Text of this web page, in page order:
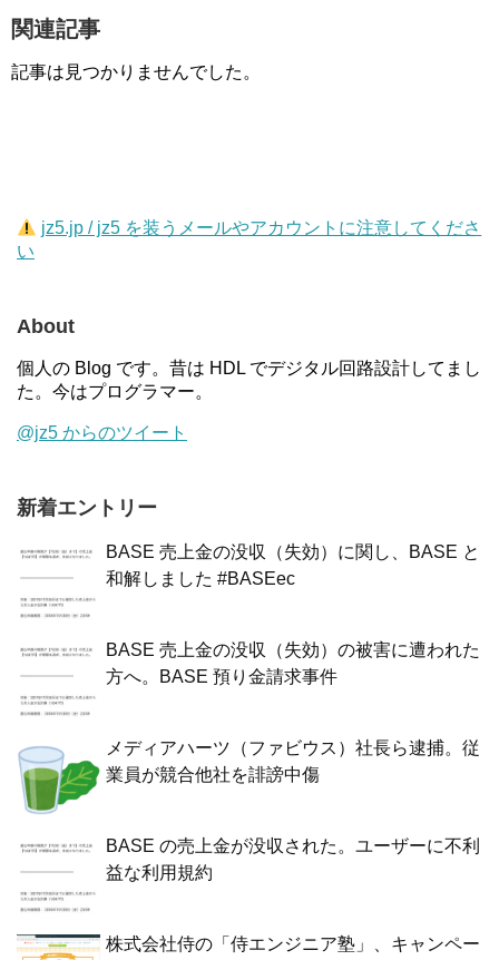
関連記事
記事は見つかりませんでした。
jz5.jp / jz5 を装うメールやアカウントに注意してくださ
い
About
個人の Blog です。昔は HDL でデジタル回路設計してまし
た。今はプログラマー。
@jz5 からのツイート
新着エントリー
BASE 売上金の没収（失効）に関し、BASE と
和解しました #BASEec
BASE 売上金の没収（失効）の被害に遭われた
方へ。BASE 預り金請求事件
メディアハーツ（ファビウス）社長ら逮捕。従
業員が競合他社を誹謗中傷
BASE の売上金が没収された。ユーザーに不利
益な利用規約
株式会社侍の「侍エンジニア塾」、キャンペー